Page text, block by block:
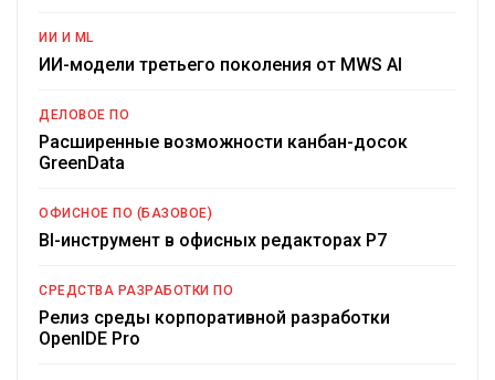
ИИ И ML
ИИ-модели третьего поколения от MWS AI
ДЕЛОВОЕ ПО
Расширенные возможности канбан-досок
GreenData
ОФИСНОЕ ПО (БАЗОВОЕ)
BI-инструмент в офисных редакторах Р7
СРЕДСТВА РАЗРАБОТКИ ПО
Релиз среды корпоративной разработки
OpenIDE Pro